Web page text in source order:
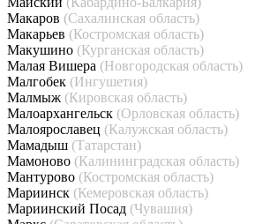
Макаров (Сахалинская область)
Макарьев (Костромская область)
Макушино (Курганская область)
Малая Вишера (Новгородская область)
Малгобек (Ингушетия)
Малмыж (Кировская область)
Малоархангельск (Орловская область)
Малоярославец (Калужская область)
Мамадыш (Татарстан)
Мамоново (Калининградская область)
Мантурово (Костромская область)
Мариинск (Кемеровская область)
Мариинский Посад (Чувашия)